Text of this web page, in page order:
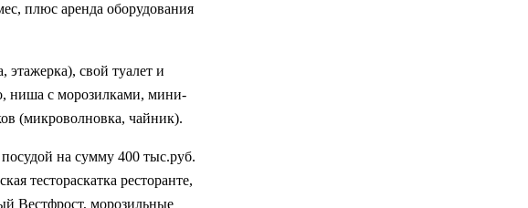
плюс аренда оборудования
этажерка), свой туалет и
ниша с морозилками, мини-
(микроволновка, чайник).
на сумму 400 тыс.руб.
тестораскатка ресторанте,
Вестфрост, морозильные